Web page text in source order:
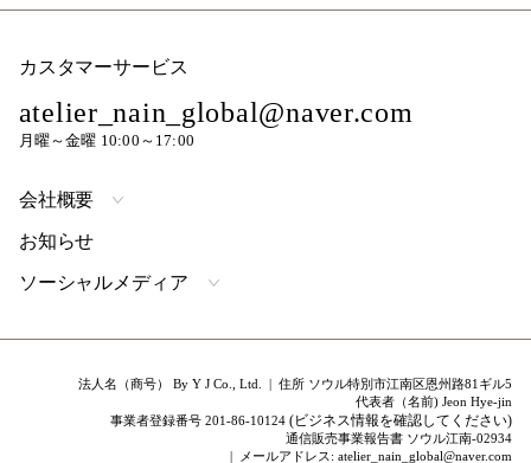
カスタマーサービス
atelier_nain_global@naver.com
月曜～金曜 10:00～17:00
会社概要
お知らせ
ソーシャルメディア
法人名（商号） By Y J Co., Ltd. | 住所 ソウル特別市江南区恩州路81ギル5
代表者（名前) Jeon Hye-jin
事業者登録番号 201-86-10124(ビジネス情報を確認してください)
通信販売事業報告書 ソウル江南-02934
| メールアドレス: atelier_nain_global@naver.com